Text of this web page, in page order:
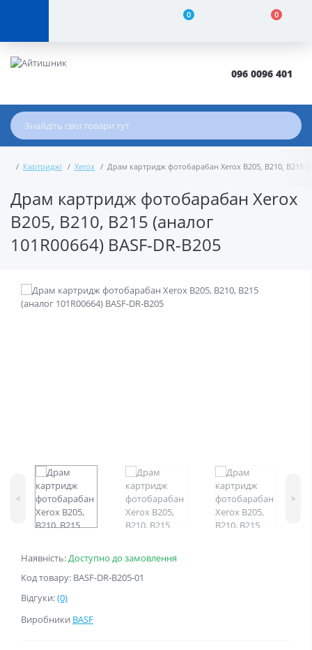
0 0
096 0096 401
Картриджі Xerox Драм картридж фотобарабан Xerox B205, B210, B215
Драм картридж фотобарабан Xerox
B205, B210, B215 (аналог
101R00664) BASF-DR-B205
Наявність:Доступно до замовлення
Код товару: BASF-DR-B205-01
Відгуки:(0)
Виробники BASF
< >